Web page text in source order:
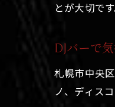
とが大切で
DJバーで
札幌市中央
ノ、ディス